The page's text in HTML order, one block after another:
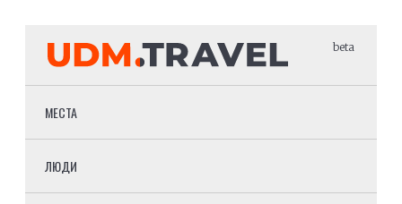
beta
МЕСТА
ЛЮДИ